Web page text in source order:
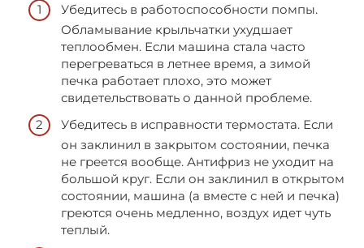
Убедитесь в работоспособности помпы.
Обламывание крыльчатки ухудшает
теплообмен. Если машина стала часто
перегреваться в летнее время, а зимой
печка работает плохо, это может
свидетельствовать о данной проблеме.
Убедитесь в исправности термостата. Если
он заклинил в закрытом состоянии, печка
не греется вообще. Антифриз не уходит на
большой круг. Если он заклинил в открытом
состоянии, машина (а вместе с ней и печка)
греются очень медленно, воздух идет чуть
теплый.